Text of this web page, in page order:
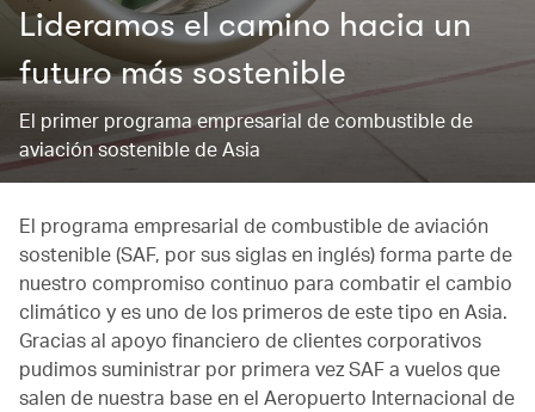
Lideramos el camino hacia un
futuro más sostenible
El primer programa empresarial de combustible de
aviación sostenible de Asia
El programa empresarial de combustible de aviación
sostenible (SAF, por sus siglas en inglés) forma parte de
nuestro compromiso continuo para combatir el cambio
climático y es uno de los primeros de este tipo en Asia.
Gracias al apoyo financiero de clientes corporativos
pudimos suministrar por primera vez SAF a vuelos que
salen de nuestra base en el Aeropuerto Internacional de